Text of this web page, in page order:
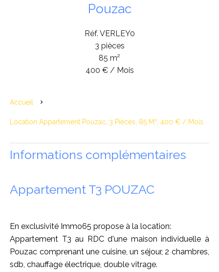
Pouzac
Réf. VERLEY0
3 pièces
85 m²
400 € / Mois
Accueil
Location Appartement Pouzac, 3 Pièces, 85 M², 400 € / Mois
Informations complémentaires
Appartement T3 POUZAC
En exclusivité Immo65 propose à la location:
Appartement T3 au RDC d'une maison individuelle à
Pouzac comprenant une cuisine, un séjour, 2 chambres,
sdb, chauffage électrique, double vitrage.